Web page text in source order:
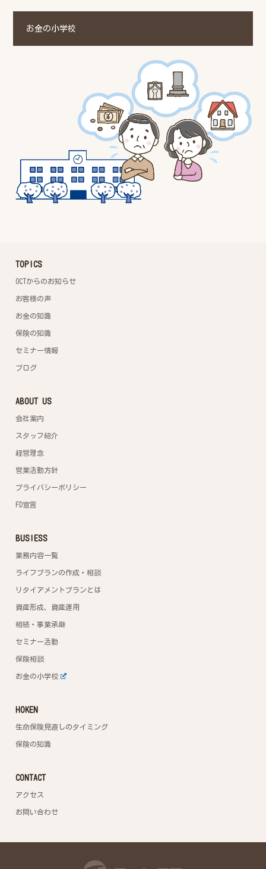
お金の小学校
TOPICS
OCTからのお知らせ
お客様の声
お金の知識
保険の知識
セミナー情報
ブログ
ABOUT US
会社案内
スタッフ紹介
経営理念
営業活動方針
プライバシーポリシー
FD宣言
BUSIESS
業務内容一覧
ライフプランの作成・相談
リタイアメントプランとは
資産形成、資産運用
相続・事業承継
セミナー活動
保険相談
お金の小学校
HOKEN
生命保険見直しのタイミング
保険の知識
CONTACT
アクセス
お問い合わせ